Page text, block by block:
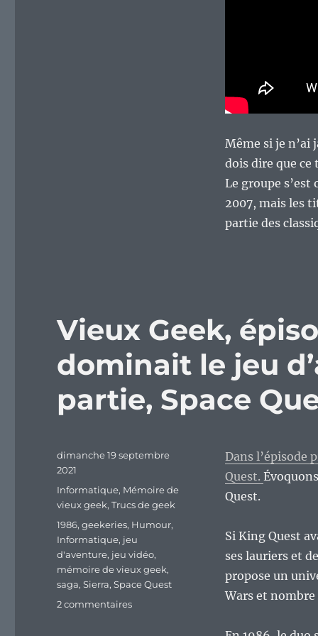
Même si je n’ai
dois dire que ce
Le groupe
2007, mais les
partie des
Vieux Geek,
dominait le jeu
partie, Space
Dans l’épisode
Quest.
Quest.
Si King Quest
ses lauriers et
propose un
Wars et nombre
Publié
le
dimanche 19 septembre
2021
Catégories
Informatique, Mémoire de
vieux geek,Trucs de geek
Étiquettes
1986,geekeries, Humour,
Informatique, jeu
d'aventure, jeu vidéo,
mémoire de vieux geek,
saga,Sierra,Space Quest
2 commentairessur